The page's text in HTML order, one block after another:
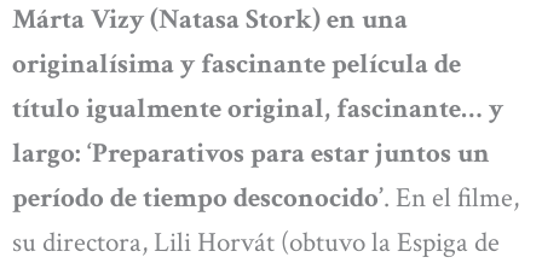
Márta Vizy (Natasa Stork) en una
originalísima y fascinante película de
título igualmente original, fascinante… y
largo: ‘Preparativos para estar juntos un
período de tiempo desconocido’. En el filme,
su directora, Lili Horvát (obtuvo la Espiga de